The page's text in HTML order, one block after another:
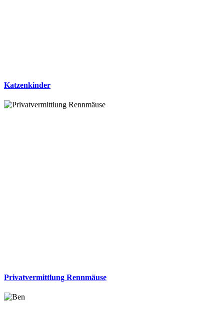
Katzenkinder
Privatvermittlung Rennmäuse